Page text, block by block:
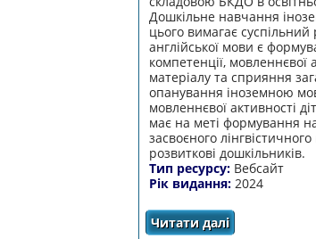
Дошкільне навчання
цього вимагає
англійської мови є
компетенції, мовленнєвої
матеріалу та сприяння
опанування іноземною
мовленнєвої активності
має на меті формування
засвоєного
розвиткові дошкільників.
Тип ресурсу: Вебсайт
Рік видання: 2024
Читати даліпро Вебсайт